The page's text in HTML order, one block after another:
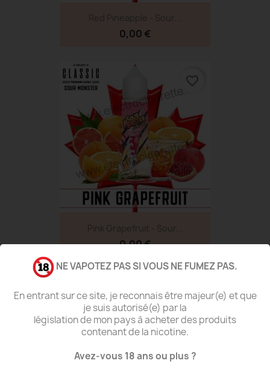
Red Pineapple - Sour...
0,00 €
Pink Grapefruit - Sour...
0,00 €
favorite_border
favorite_border
NE VAPOTEZ PAS SI VOUS NE FUMEZ PAS.
En entrant sur ce site, je reconnais être majeur(e) et que
je suis autorisé(e) par la
législation de mon pays à acheter des produits
contenant de la nicotine.
Avez-vous 18 ans ou plus ?